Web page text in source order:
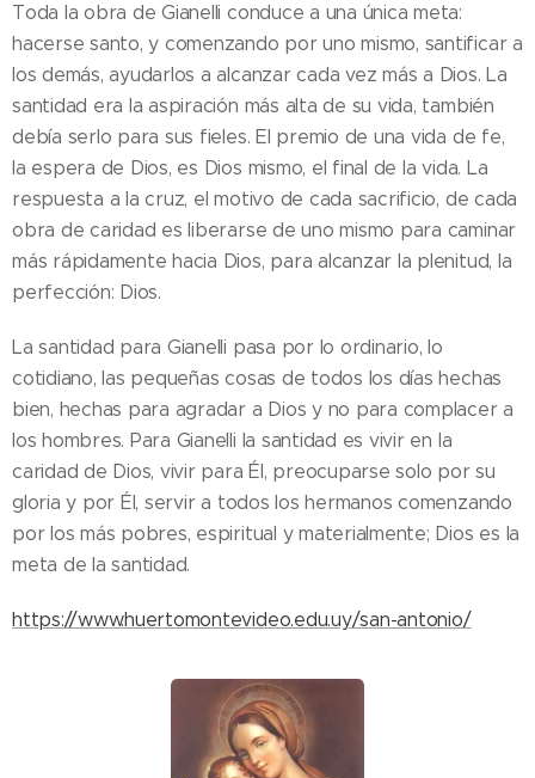
Toda la obra de Gianelli conduce a una única meta:
hacerse santo, y comenzando por uno mismo, santificar a
los demás, ayudarlos a alcanzar cada vez más a Dios. La
santidad era la aspiración más alta de su vida, también
debía serlo para sus fieles. El premio de una vida de fe,
la espera de Dios, es Dios mismo, el final de la vida. La
respuesta a la cruz, el motivo de cada sacrificio, de cada
obra de caridad es liberarse de uno mismo para caminar
más rápidamente hacia Dios, para alcanzar la plenitud, la
perfección: Dios.
La santidad para Gianelli pasa por lo ordinario, lo
cotidiano, las pequeñas cosas de todos los días hechas
bien, hechas para agradar a Dios y no para complacer a
los hombres. Para Gianelli la santidad es vivir en la
caridad de Dios, vivir para Él, preocuparse solo por su
gloria y por Él, servir a todos los hermanos comenzando
por los más pobres, espiritual y materialmente; Dios es la
meta de la santidad.
https://www.huertomontevideo.edu.uy/san-antonio/